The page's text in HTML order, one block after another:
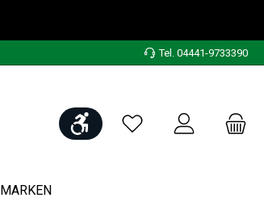
Tel. 04441-9733390
Werkzeugleiste anzeigen
Du hast 0 Produkte
MARKEN